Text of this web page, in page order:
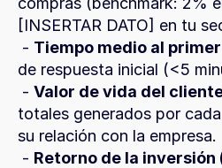
[INSERTAR DATO] en tu
- Tiempo medio al
de respuesta inicial (<5
- Valor de vida del
totales generados por
su relación con la empresa.
- Retorno de la inversión